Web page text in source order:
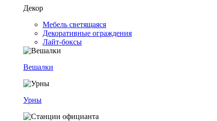
Декор
Мебель светящаяся
Декоративные ограждения
Лайт-боксы
Вешалки
Урны